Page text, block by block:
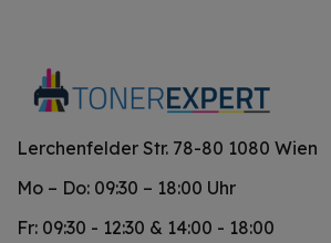
Lerchenfelder Str. 78-80 1080 Wien
Mo – Do: 09:30 – 18:00 Uhr
Fr: 09:30 - 12:30 & 14:00 - 18:00